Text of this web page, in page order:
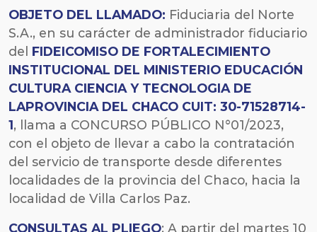
OBJETO DEL LLAMADO: Fiduciaria del Norte
S.A., en su carácter de administrador fiduciario
del FIDEICOMISO DE FORTALECIMIENTO
INSTITUCIONAL DEL MINISTERIO EDUCACIÓN
CULTURA CIENCIA Y TECNOLOGIA DE
LAPROVINCIA DEL CHACO CUIT: 30-71528714-
1, llama a CONCURSO PÚBLICO N°01/2023,
con el objeto de llevar a cabo la contratación
del servicio de transporte desde diferentes
localidades de la provincia del Chaco, hacia la
localidad de Villa Carlos Paz.
CONSULTAS AL PLIEGO: A partir del martes 10